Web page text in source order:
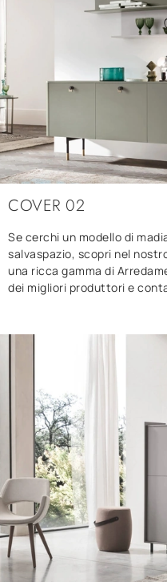
COVER 02
Se cerchi un modello di
salvaspazio, scopri nel
una ricca gamma di
dei migliori produttori e